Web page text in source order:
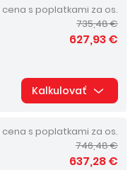
cena s poplatkami za os.
735,48 €
627,93 €
Kalkulovať
cena s poplatkami za os.
746,48 €
637,28 €